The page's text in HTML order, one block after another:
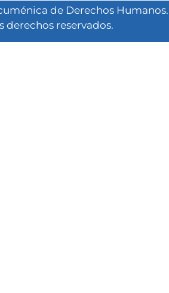
de Derechos Humanos.
derechos reservados.